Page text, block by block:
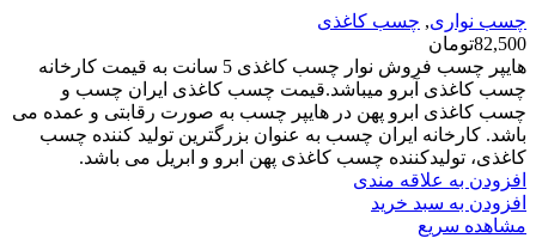
چسب نواری, چسب کاغذی
82,500تومان
هایپر چسب فروش نوار چسب کاغذی 5 سانت به قیمت کارخانه
چسب کاغذی آبرو میباشد.قیمت چسب کاغذی ایران چسب و
چسب کاغذی ابرو پهن در هایپر چسب به صورت رقابتی و عمده می
باشد. کارخانه ایران چسب به عنوان بزرگترین تولید کننده چسب
کاغذی، تولیدکننده چسب کاغذی پهن ابرو و ابریل می باشد.
افزودن به علاقه مندی
افزودن به سبد خرید
مشاهده سریع